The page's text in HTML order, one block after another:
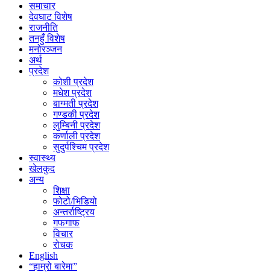
समाचार
देवघाट विशेष
राजनीति
तनहुँ विशेष
मनोरञ्जन
अर्थ
प्रदेश
कोशी प्रदेश
मधेश प्रदेश
बाग्मती प्रदेश
गण्डकी प्रदेश
लुम्बिनी प्रदेश
कर्णाली प्रदेश
सुदुर्पश्चिम प्रदेश
स्वास्थ्य
खेलकुद
अन्य
शिक्षा
फोटो/भिडियो
अन्तर्राष्ट्रिय
गफगाफ
विचार
रोचक
English
“हाम्रो बारेमा”